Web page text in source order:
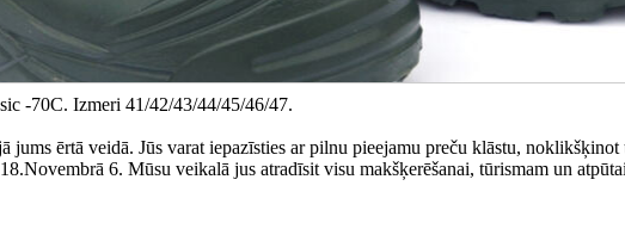
-70С. Izmeri 41/42/43/44/45/46/47.
jums ērtā veidā. Jūs varat iepazīsties ar pilnu pieejamu preču klāstu, noklikšķinot
6. Mūsu veikalā jus atradīsit visu makšķerēšanai, tūrismam un